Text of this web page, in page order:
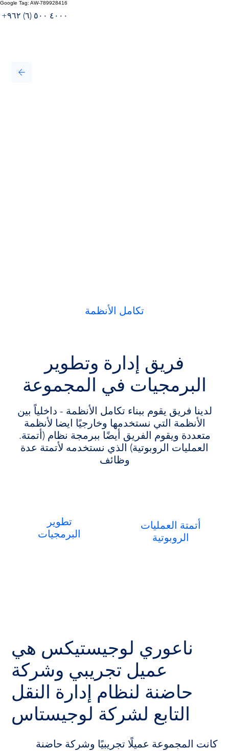
Google Tag: AW-789928416
​+۹٦۲ (٦) ٥۰۰ ٤۰۰۰
تكامل الأنظمة
تطوير
البرمجيات
أتمتة العمليات
الروبوتية
فريق إدارة وتطوير
البرمجيات في المجموعة
لدينا فريق يقوم ببناء تكامل الأنظمة - داخلياً بين
الأنظمة التي نستخدمها وخارجيًا ايضا لأنظمة
.متعددة ويقوم الفريق أيضًا ببرمجة نظام (أتمتة
العمليات الروبوتية) الذي نستخدمه لأتمتة عدة
وظائف
ناعوري لوجيستيكس هي
عميل تجريبي وشركة
حاضنة لنظام إدارة النقل
التابع لشركة لوجيستاس
كانت المجموعة عميلًا تجريبيًا وشركة حاضنة